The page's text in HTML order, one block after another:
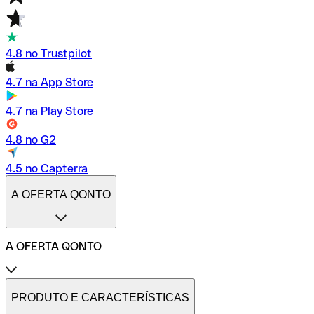
4.8 no Trustpilot
4.7 na App Store
4.7 na Play Store
4.8 no G2
4.5 no Capterra
A OFERTA QONTO
A OFERTA QONTO
Tarifas
Conta profissional online
PRODUTO E CARACTERÍSTICAS